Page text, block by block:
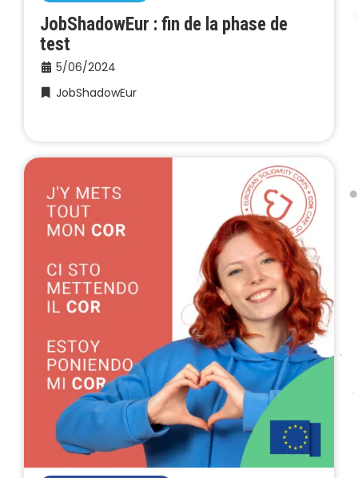
JobShadowEur : fin de la phase de
test
5/06/2024
JobShadowEur